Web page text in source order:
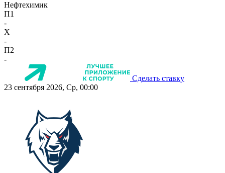
Нефтехимик
П1
-
X
-
П2
-
Сделать ставку
23 сентября 2026, Ср, 00:00